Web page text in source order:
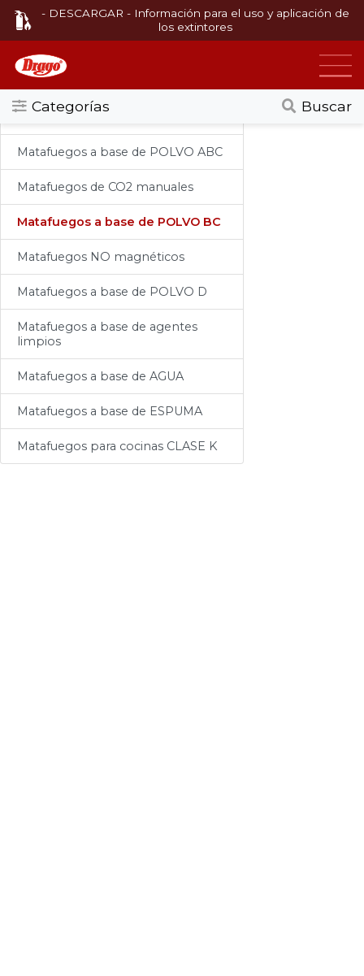
- DESCARGAR - Información para el uso y aplicación de
los extintores
Categorías Buscar
Categorias
Todos
Agentes Extintores
Matafuegos
Matafuegos
Matafuegos sobre ruedas
Matafuegos manuales
Matafuegos manuales
Matafuegos fuegos a base de
AGENTE ENCAPSULADOR
Matafuegos a base de POLVO ABC
Matafuegos de CO2 manuales
Matafuegos a base de POLVO BC
Matafuegos NO magnéticos
Matafuegos a base de POLVO D
Matafuegos a base de agentes
limpios
Matafuegos a base de AGUA
Matafuegos a base de ESPUMA
Matafuegos para cocinas CLASE K
Sistema automático de detección y
extinción
Infla nuemáticos a base de CO2
Cilindros de alta presión
Matafuegos de competición
(carreras)
Accesorios